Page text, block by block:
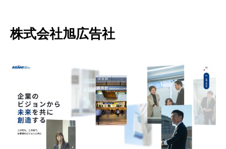
株式会社旭広告社